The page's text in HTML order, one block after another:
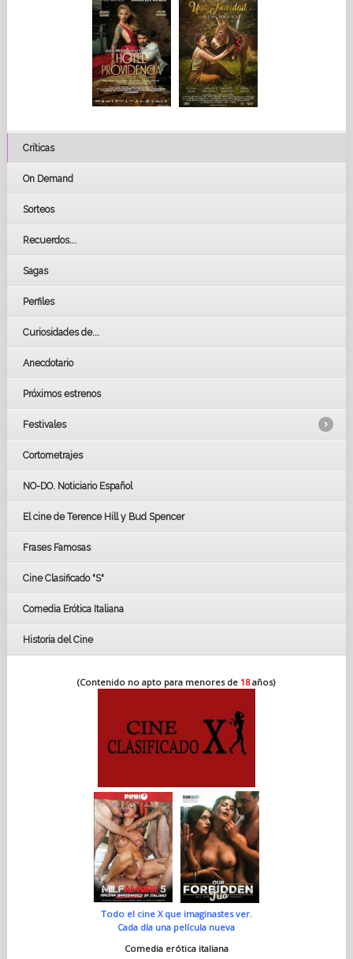
Críticas
On Demand
Sorteos
Recuerdos...
Sagas
Perfiles
Curiosidades de...
Anecdotario
Próximos estrenos
Festivales
LOS OSCARS
GOYAS
BAFTA
Cortometrajes
NO-DO. Noticiario Español
El cine de Terence Hill y Bud Spencer
Frases Famosas
Cine Clasificado "S"
Comedia Erótica Italiana
Historia del Cine
(Contenido no apto para menores de 18años)
Todo el cine X que imaginastes ver.
Cada día una película nueva
Comedia erótica italiana